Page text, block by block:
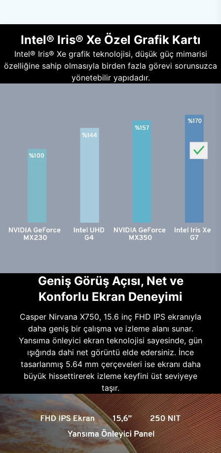
Intel® Iris® Xe Özel Grafik Kartı
Intel® Iris® Xe grafik teknolojisi, düşük güç mimarisi
özelliğine sahip olmasıyla birden fazla görevi sorunsuzca
yönetebilir yapıdadır.
Geniş Görüş Açısı, Net ve
Konforlu Ekran Deneyimi
Casper Nirvana X750, 15.6 inç FHD IPS ekranıyla
daha geniş bir çalışma ve izleme alanı sunar.
Yansıma önleyici ekran teknolojisi sayesinde, gün
ışığında dahi net görüntü elde edersiniz. İnce
tasarlanmış 5.64 mm çerçeveleri ise ekranı daha
büyük hissettirerek izleme keyfini üst seviyeye
taşır.